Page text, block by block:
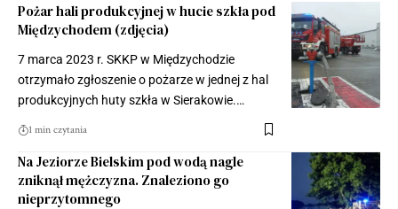
Pożar hali produkcyjnej w hucie szkła pod
Międzychodem (zdjęcia)
7 marca 2023 r. SKKP w Międzychodzie
otrzymało zgłoszenie o pożarze w jednej z hal
produkcyjnych huty szkła w Sierakowie.…
1 min czytania
Na Jeziorze Bielskim pod wodą nagle
zniknął mężczyzna. Znaleziono go
nieprzytomnego